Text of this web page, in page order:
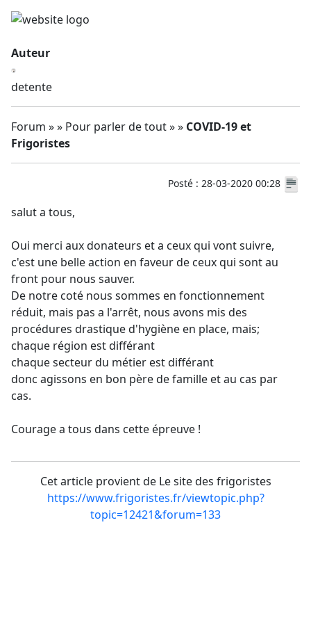
Auteur
detente
Forum » » Pour parler de tout » » COVID-19 et
Frigoristes
Posté : 28-03-2020 00:28
salut a tous,
Oui merci aux donateurs et a ceux qui vont suivre,
c'est une belle action en faveur de ceux qui sont au
front pour nous sauver.
De notre coté nous sommes en fonctionnement
réduit, mais pas a l'arrêt, nous avons mis des
procédures drastique d'hygiène en place, mais;
chaque région est différant
chaque secteur du métier est différant
donc agissons en bon père de famille et au cas par
cas.
Courage a tous dans cette épreuve !
Cet article provient de Le site des frigoristes
https://www.frigoristes.fr/viewtopic.php?
topic=12421&forum=133